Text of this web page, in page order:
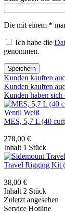
Die mit einem *
Ich habe die
genommen.
Speichern
Kunden kauften
Kunden kauften
Kunden haben sich
MES, 5,7 L (40
278,00 €
Inhalt 1 Stück
Travel Rigging Kit
38,00 €
Inhalt 2 Stück
Zuletzt angesehen
Service Hotline